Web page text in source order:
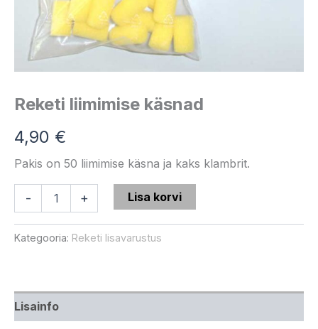
Reketi liimimise käsnad
4,90 €
Pakis on 50 liimimise käsna ja kaks klambrit.
- + Lisa korvi
Kategooria: Reketi lisavarustus
Lisainfo